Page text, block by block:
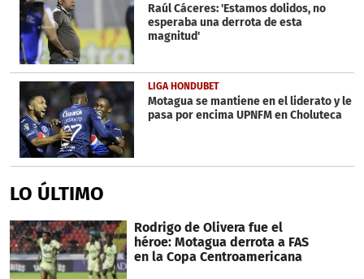
Raúl Cáceres: 'Estamos dolidos, no
esperaba una derrota de esta
magnitud'
LIGA HONDUBET
Motagua se mantiene en el liderato y le
pasa por encima UPNFM en Choluteca
LO ÚLTIMO
Rodrigo de Olivera fue el
héroe: Motagua derrota a FAS
en la Copa Centroamericana